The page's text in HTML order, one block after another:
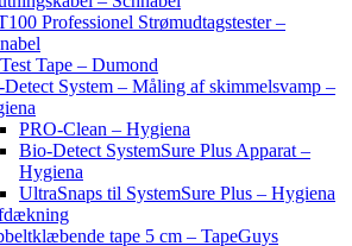
Professionel Strømudtagstester –
Tape – Dumond
System – Måling af skimmelsvamp –
PRO-Clean – Hygiena
Bio-Detect SystemSure Plus Apparat –
Hygiena
UltraSnaps til SystemSure Plus – Hygiena
tape 5 cm – TapeGuys